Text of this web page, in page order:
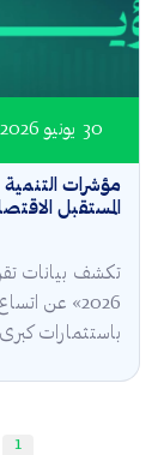
مؤشرات
المستقبل
30 يونيو 2026
تكشف بيانات
2026» عن
باستثمارات
1